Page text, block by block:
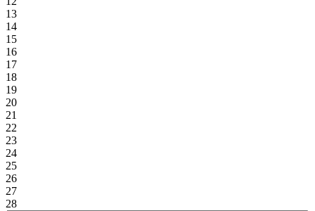
13
14
15
16
17
18
19
20
21
22
23
24
25
26
27
28